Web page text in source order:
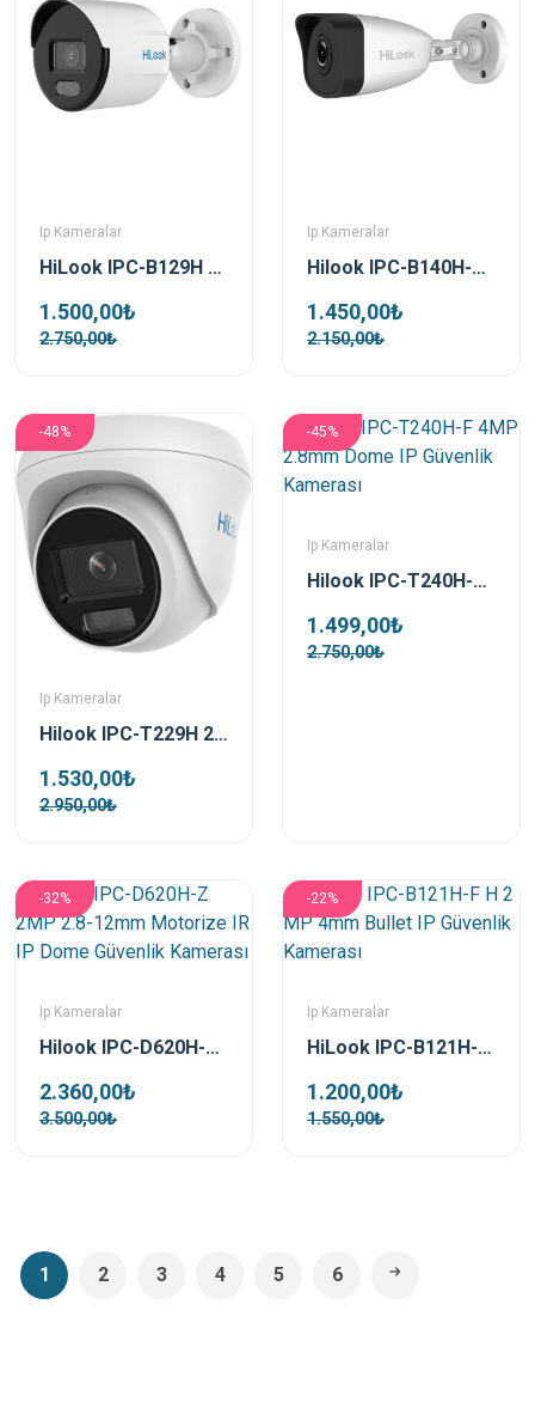
Ip Kameralar
HiLook IPC-B129H 2 MP 4mm Colorvu IP Bullet Güvenlik Kamerası
1.500,00₺
2.750,00₺
Ip Kameralar
Hilook IPC-B140H-F 4MP 4mm IP Bullet Güvenlik Kamerası
1.450,00₺
2.150,00₺
-48%
Ip Kameralar
Hilook IPC-T229H 2Mp 2.8mm ColorVu Ip Dome Güvenlik Kamerası
1.530,00₺
2.950,00₺
-45%
Ip Kameralar
Hilook IPC-T240H-F 4MP 2.8mm Dome IP Güvenlik Kamerası
1.499,00₺
2.750,00₺
-32%
Ip Kameralar
Hilook IPC-D620H-Z 2MP 2.8-12mm Motorize IR IP Dome Güvenlik Kamerası
2.360,00₺
3.500,00₺
-22%
Ip Kameralar
HiLook IPC-B121H-F H 2 MP 4mm Bullet IP Güvenlik Kamerası
1.200,00₺
1.550,00₺
1 2 3 4 5 6